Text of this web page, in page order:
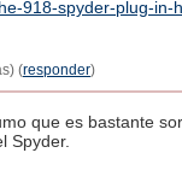
918-spyder-plug-in-
(responder)
que es bastante
Spyder.